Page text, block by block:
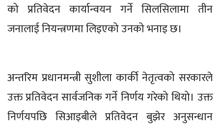
को प्रतिवेदन कार्यान्वयन गर्ने सिलसिलामा तीन
जनालाई नियन्त्रणमा लिइएको उनको भनाइ छ।
अन्तरिम प्रधानमन्त्री सुशीला कार्की नेतृत्वको सरकारले
उक्त प्रतिवेदन सार्वजनिक गर्ने निर्णय गरेको थियो। उक्त
निर्णयपछि सिआइबीले प्रतिवेदन बुझेर अनुसन्धान